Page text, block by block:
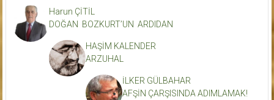
Harun ÇİTİL
DOĞAN BOZKURT’UN ARDIDAN
HAŞİM KALENDER
ARZUHAL
İLKER GÜLBAHAR
AFŞİN ÇARŞISINDA ADIMLAMAK!